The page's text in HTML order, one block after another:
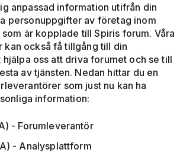
anpassad information utifrån din
personuppgifter av företag inom
är kopplade till Spiris forum. Våra
kan också få tillgång till din
oss att driva forumet och se till
av tjänsten. Nedan hittar du en
som just nu kan ha
information:
- Forumleverantör
- Analysplattform